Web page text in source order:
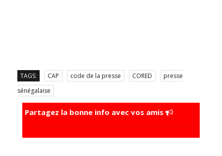
TAGS: CAP code de la presse CORED
presse
sénégalaise
Partagez la bonne info avec vos amis